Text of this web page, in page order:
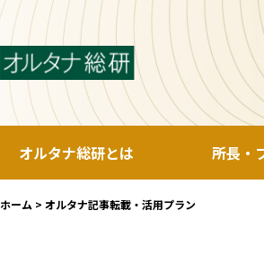
オルタナ総研とは 所長・
ホーム > オルタナ記事転載・活用プラン